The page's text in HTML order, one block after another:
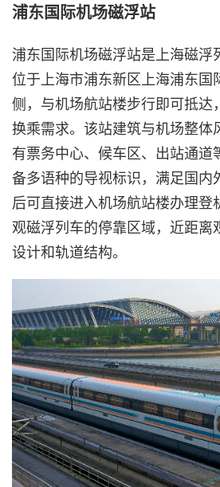
浦东国际机场磁浮站
浦东国际机场磁浮站是上海磁浮
位于上海市浦东新区上海浦东国
侧，与机场航站楼步行即可抵达
换乘需求。该站建筑与机场整体
有票务中心、候车区、出站通道
备多语种的导视标识，满足国内
后可直接进入机场航站楼办理登
观磁浮列车的停靠区域，近距离
设计和轨道结构。